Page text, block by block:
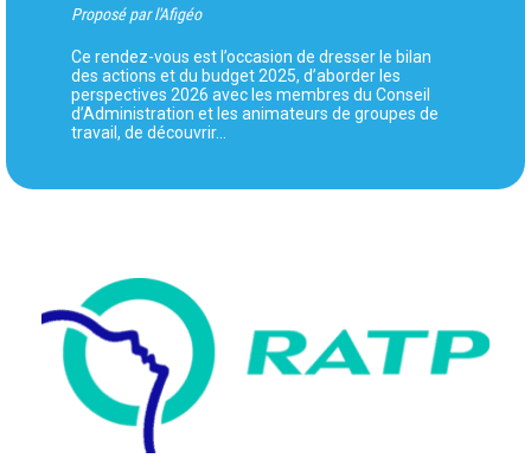
Proposé par l'Afigéo
Ce rendez-vous est l’occasion de dresser le bilan
des actions et du budget 2025, d’aborder les
perspectives 2026 avec les membres du Conseil
d’Administration et les animateurs de groupes de
travail, de découvrir…